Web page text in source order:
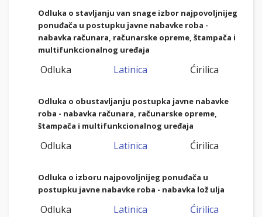
Odluka o stavljanju van snage izbor najpovoljnijeg
ponuđača u postupku javne nabavke roba -
nabavka računara, računarske opreme, štampača i
multifunkcionalnog uređaja
Odluka Latinica Ćirilica
Odluka o obustavljanju postupka javne nabavke
roba - nabavka računara, računarske opreme,
štampača i multifunkcionalnog uređaja
Odluka Latinica Ćirilica
Odluka o izboru najpovoljnijeg ponuđača u
postupku javne nabavke roba - nabavka lož ulja
Odluka Latinica Ćirilica